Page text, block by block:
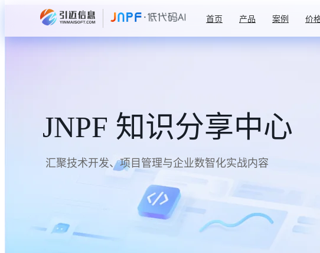
首页 产品 案例 价
JNPF 知识分享中心
汇聚技术开发、项目管理与企业数智化实战内容